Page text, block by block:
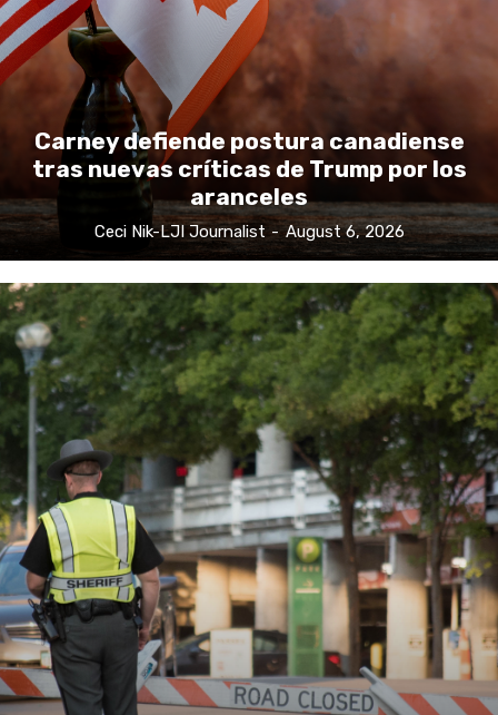
Carney defiende postura canadiense
tras nuevas críticas de Trump por los
aranceles
Ceci Nik-LJI Journalist - August 6, 2026